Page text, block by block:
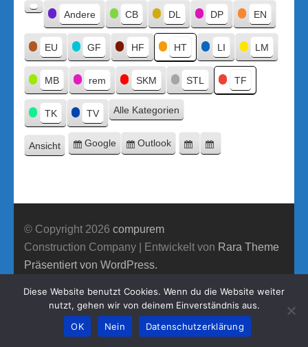
Kategorien
Kategorie
ohne
Titel
Andere CB DL DP EN
EU GF HF HT LI LM
MB rem SKM STL TF
TK TV Alle Kategorien
Ansicht ausdrucken
Eintragen
Google
Eintragen
Outlook
Google-
© Copyright 2026 compurem
Construction Company | Entwickelt von Rara Theme
Präsentiert von WordPress.
Diese Website benutzt Cookies. Wenn du die Website weiter
nutzt, gehen wir von deinem Einverständnis aus.
OK
Nein Datenschutzerklärung